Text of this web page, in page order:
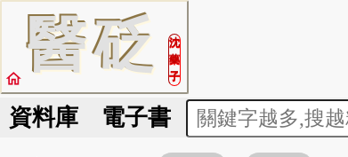
醫砭
沈
藥
子
home
資料庫 電子書